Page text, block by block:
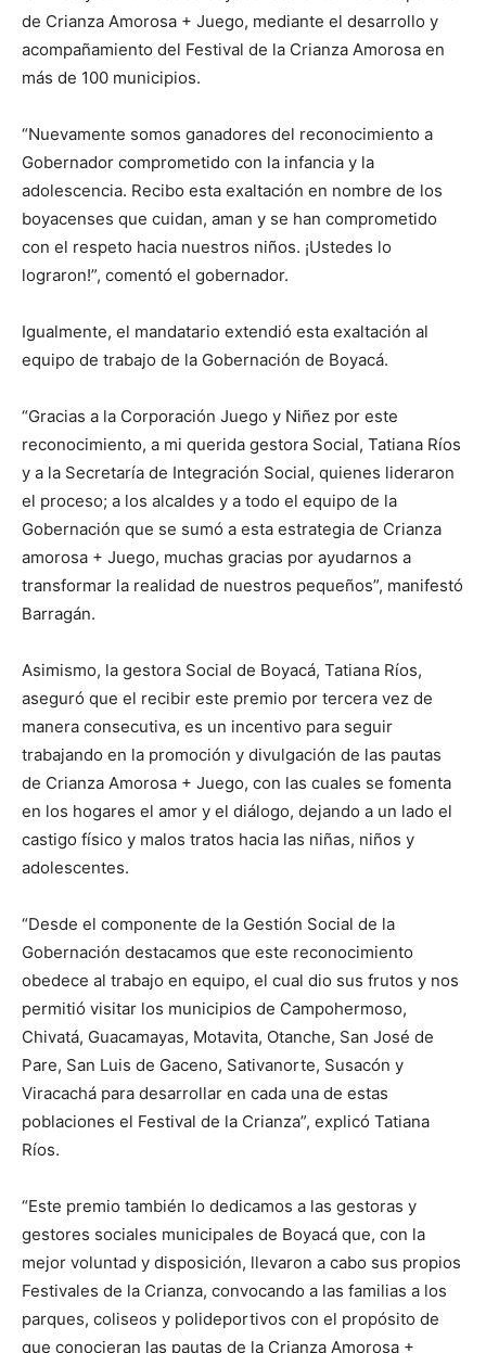
de Crianza Amorosa + Juego, mediante el desarrollo y
acompañamiento del Festival de la Crianza Amorosa en
más de 100 municipios.
“Nuevamente somos ganadores del reconocimiento a
Gobernador comprometido con la infancia y la
adolescencia. Recibo esta exaltación en nombre de los
boyacenses que cuidan, aman y se han comprometido
con el respeto hacia nuestros niños. ¡Ustedes lo
lograron!”, comentó el gobernador.
Igualmente, el mandatario extendió esta exaltación al
equipo de trabajo de la Gobernación de Boyacá.
“Gracias a la Corporación Juego y Niñez por este
reconocimiento, a mi querida gestora Social, Tatiana Ríos
y a la Secretaría de Integración Social, quienes lideraron
el proceso; a los alcaldes y a todo el equipo de la
Gobernación que se sumó a esta estrategia de Crianza
amorosa + Juego, muchas gracias por ayudarnos a
transformar la realidad de nuestros pequeños”, manifestó
Barragán.
Asimismo, la gestora Social de Boyacá, Tatiana Ríos,
aseguró que el recibir este premio por tercera vez de
manera consecutiva, es un incentivo para seguir
trabajando en la promoción y divulgación de las pautas
de Crianza Amorosa + Juego, con las cuales se fomenta
en los hogares el amor y el diálogo, dejando a un lado el
castigo físico y malos tratos hacia las niñas, niños y
adolescentes.
“Desde el componente de la Gestión Social de la
Gobernación destacamos que este reconocimiento
obedece al trabajo en equipo, el cual dio sus frutos y nos
permitió visitar los municipios de Campohermoso,
Chivatá, Guacamayas, Motavita, Otanche, San José de
Pare, San Luis de Gaceno, Sativanorte, Susacón y
Viracachá para desarrollar en cada una de estas
poblaciones el Festival de la Crianza”, explicó Tatiana
Ríos.
“Este premio también lo dedicamos a las gestoras y
gestores sociales municipales de Boyacá que, con la
mejor voluntad y disposición, llevaron a cabo sus propios
Festivales de la Crianza, convocando a las familias a los
parques, coliseos y polideportivos con el propósito de
que conocieran las pautas de la Crianza Amorosa +